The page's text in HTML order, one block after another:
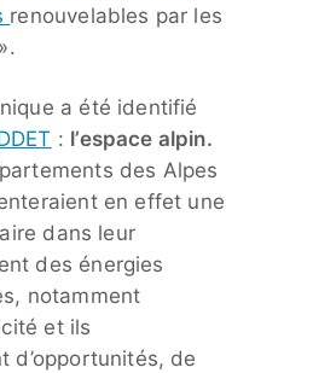
renouvelables par les
a été identifié
: l’espace alpin.
des Alpes
en effet une
dans leur
des énergies
notamment
et ils
d’opportunités, de